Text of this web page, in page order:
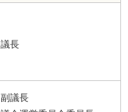
議長
副議長